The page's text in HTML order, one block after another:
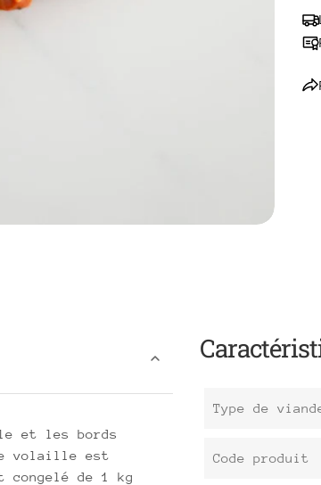
et les bords
volaille est
congelé de 1 kg
Type de
Code produit